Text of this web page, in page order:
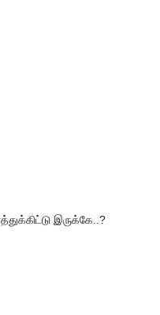
இருக்கே..?